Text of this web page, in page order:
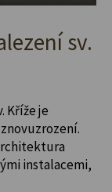
sv.
Kříže je
instalacemi,